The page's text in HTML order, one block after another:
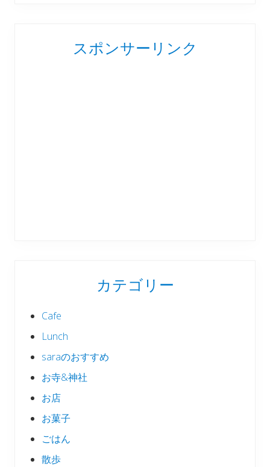
スポンサーリンク
カテゴリー
Cafe
Lunch
saraのおすすめ
お寺&神社
お店
お菓子
ごはん
散歩